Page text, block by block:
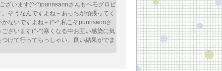
ざいます(^-^)punnsannさんもヘモグロビ
そうなんですよね～あっちが頑張ってく
ないですよね～(^-^;私こそpunnsannさ
ざいます(^-^)寒くなる中お互い感染に気
けて行ってらっしゃい。良い結果がでま